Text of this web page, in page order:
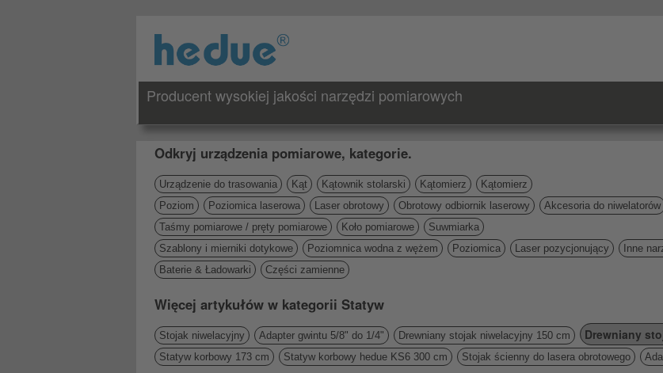
Producent wysokiej jakości narzędzi pomiarowych
Odkryj urządzenia pomiarowe, kategorie.
Urządzenie do trasowania Kąt Kątownik stolarski Kątomierz
Kątomierz
Poziom
Poziomica laserowa Laser obrotowy Obrotowy odbiornik laserowy Akcesoria do niwelatorów
Taśmy pomiarowe / pręty pomiarowe Koło pomiarowe
Suwmiarka
Szablony i mierniki dotykowe
Poziomnica wodna z wężem Poziomica Laser pozycjonujący
Inne
Baterie & Ładowarki
Części zamienne
Więcej artykułów w kategorii Statyw
Stojak niwelacyjny Adapter gwintu 5/8" do 1/4" Drewniany stojak niwelacyjny 150 cm Drewniany
Statyw korbowy 173 cm Statyw korbowy hedue KS6 300 cm Stojak ścienny do lasera obrotowego